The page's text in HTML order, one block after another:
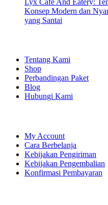
Konsep Modern dan
yang Santai
Tentang Kami
Shop
Perbandingan Paket
Blog
Hubungi Kami
My Account
Cara Berbelanja
Kebijakan Pengiriman
Kebijakan Pengembalian
Konfirmasi Pembayaran